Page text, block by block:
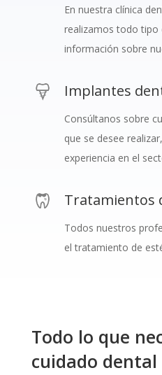
En nuestra clínica
realizamos todo tipo
información sobre
Implantes
Consúltanos sobre
que se desee
experiencia en el
Tratamientos
Todos nuestros
el tratamiento de
Todo lo que
cuidado dental